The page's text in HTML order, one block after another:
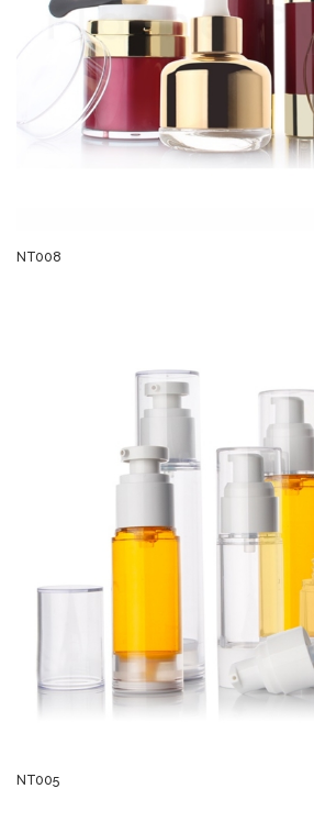
NT008
NT005